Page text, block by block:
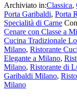
Archiviato in:Classica,
Porta Garibaldi, Porta
Specialità di Carne
Cenare con Classe a
Cucina Tradizionale
Milano, Ristorante
Elegante a Milano,
Milano, Ristorante di
Garibaldi Milano,
Milano